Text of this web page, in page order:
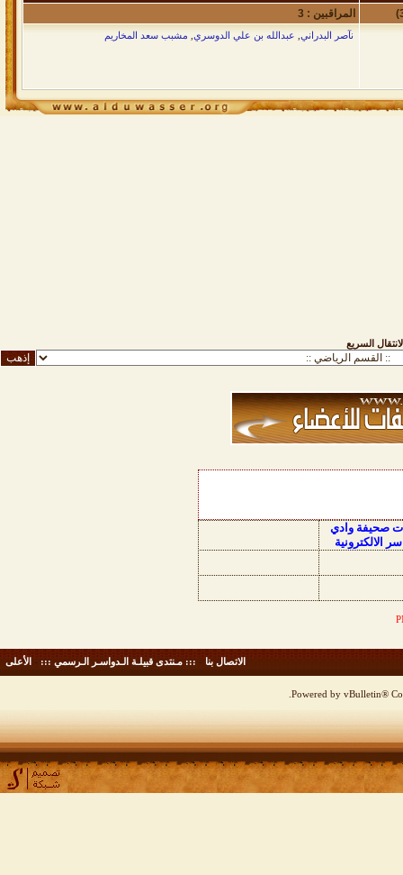
المراقبين : 3
نآصر البدراني عبدالله بن علي الدوسري مشبب سعد المخاريم
السريع
صحيفة وادي
الالكترونية
الاتصال بنا - ::: مـنتدى قبيلـة الـدواسـر الـرسمي ::: - الأعلى
Powered by vBulletin®